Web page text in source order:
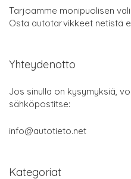
Tarjoamme monipuolisen
Osta autotarvikkeet netistä
Yhteydenotto
Jos sinulla on kysymyksiä,
sähköpostitse:
info@autotieto.net
Kategoriat